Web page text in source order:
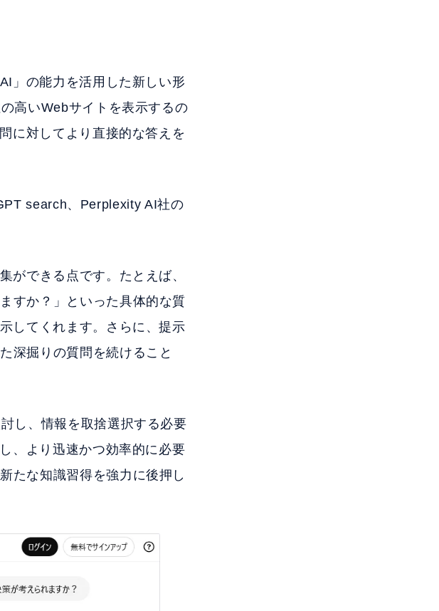
」の能力を活用した新しい形
高いWebサイトを表示するの
に対してより直接的な答えを
search、Perplexity AI社の
ができる点です。たとえば、
すか？」といった具体的な質
してくれます。さらに、提示
深掘りの質問を続けること
し、情報を取捨選択する必要
、より迅速かつ効率的に必要
たな知識習得を強力に後押し